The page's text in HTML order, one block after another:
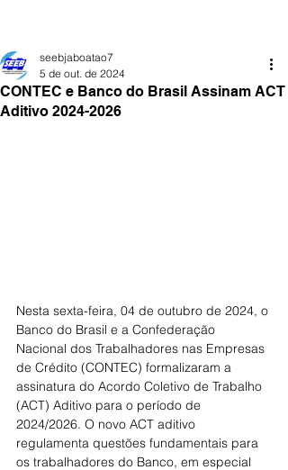
CONTEC e Banco do Brasil Assinam ACT
Aditivo 2024-2026
seebjaboatao7
5 de out. de 2024
Nesta sexta-feira, 04 de outubro de 2024, o
Banco do Brasil e a Confederação
Nacional dos Trabalhadores nas Empresas
de Crédito (CONTEC) formalizaram a
assinatura do Acordo Coletivo de Trabalho
(ACT) Aditivo para o período de
2024/2026. O novo ACT aditivo
regulamenta questões fundamentais para
os trabalhadores do Banco, em especial